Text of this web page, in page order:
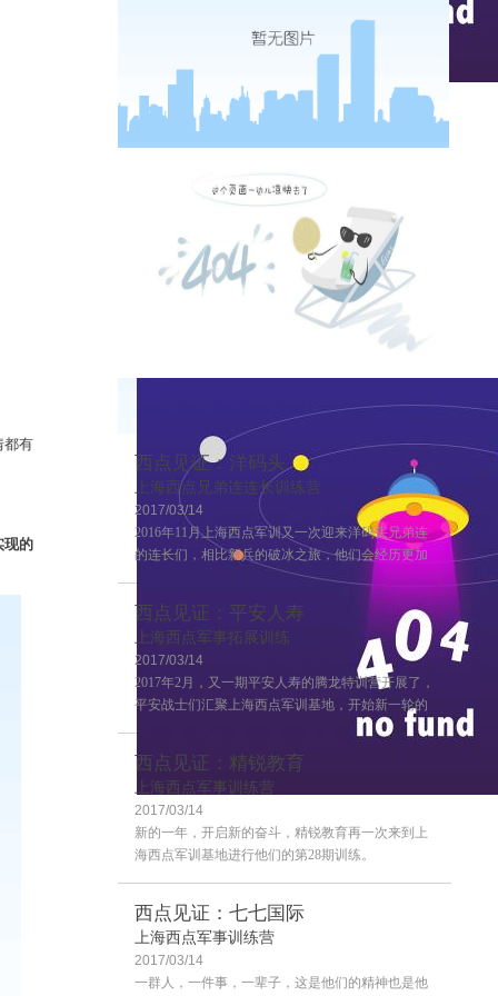
都有
现的
实时热点
客户评价
西点见证：洋码头
上海西点兄弟连连长训练营
2017/03/14
2016年11月上海西点军训又一次迎来洋码头兄弟连
的连长们，相比新兵的破冰之旅，他们会经历更加
严格的训练，这也是兄弟连连长训练的第二期，来
西点见证：平安人寿
上海西点军事拓展训练
2017/03/14
2017年2月，又一期平安人寿的腾龙特训营开展了，
平安战士们汇聚上海西点军训基地，开始新一轮的
西点见证：精锐教育
上海西点军事训练营
2017/03/14
新的一年，开启新的奋斗，精锐教育再一次来到上
海西点军训基地进行他们的第28期训练。
西点见证：七七国际
上海西点军事训练营
2017/03/14
一群人，一件事，一辈子，这是他们的精神也是他